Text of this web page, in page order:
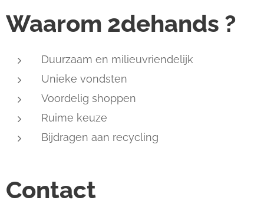
Waarom 2dehands ?
Duurzaam en milieuvriendelijk
Unieke vondsten
Voordelig shoppen
Ruime keuze
Bijdragen aan recycling
Contact